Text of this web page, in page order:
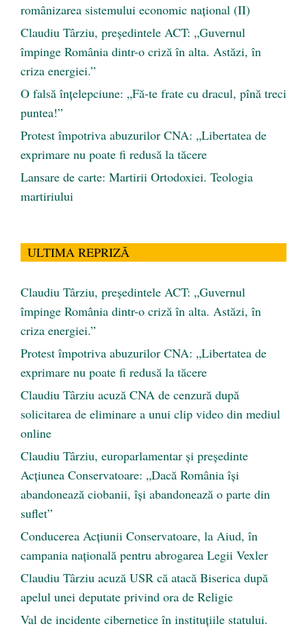
românizarea sistemului economic naţional (II)
Claudiu Târziu, președintele ACT: „Guvernul
împinge România dintr-o criză în alta. Astăzi, în
criza energiei.”
O falsă înțelepciune: „Fă-te frate cu dracul, pînă treci
puntea!”
Protest împotriva abuzurilor CNA: „Libertatea de
exprimare nu poate fi redusă la tăcere
Lansare de carte: Martirii Ortodoxiei. Teologia
martiriului
ULTIMA REPRIZĂ
Claudiu Târziu, președintele ACT: „Guvernul
împinge România dintr-o criză în alta. Astăzi, în
criza energiei.”
Protest împotriva abuzurilor CNA: „Libertatea de
exprimare nu poate fi redusă la tăcere
Claudiu Târziu acuză CNA de cenzură după
solicitarea de eliminare a unui clip video din mediul
online
Claudiu Târziu, europarlamentar și președinte
Acțiunea Conservatoare: „Dacă România își
abandonează ciobanii, își abandonează o parte din
suflet”
Conducerea Acțiunii Conservatoare, la Aiud, în
campania națională pentru abrogarea Legii Vexler
Claudiu Târziu acuză USR că atacă Biserica după
apelul unei deputate privind ora de Religie
Val de incidente cibernetice în instituțiile statului.